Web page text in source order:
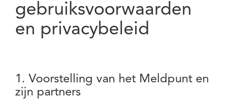
gebruiksvoorwaarden
en privacybeleid
1. Voorstelling van het Meldpunt en
zijn partners